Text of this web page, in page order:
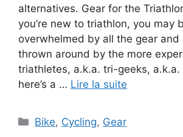
alternatives. Gear for the
you’re new to triathlon, you may
overwhelmed by all the gear
thrown around by the more
triathletes, a.k.a. tri-geeks, a.k.a.
here’s a … Lire la suite
Catégories
Bike, Cycling, Gear